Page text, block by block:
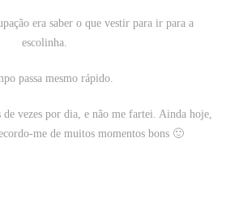
era saber o que vestir para ir para a
escolinha.
passa mesmo rápido.
de vezes por dia, e não me fartei. Ainda hoje,
me de muitos momentos bons 🙂